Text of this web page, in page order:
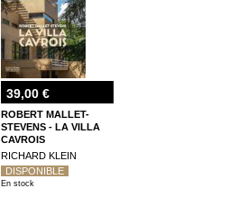
39,00 €
ROBERT MALLET-
STEVENS - LA VILLA
CAVROIS
RICHARD KLEIN
DISPONIBLE
En stock